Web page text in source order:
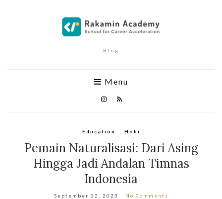
Blog
Menu
Education Hobi
Pemain Naturalisasi: Dari Asing
Hingga Jadi Andalan Timnas
Indonesia
September 22, 2023 No Comments